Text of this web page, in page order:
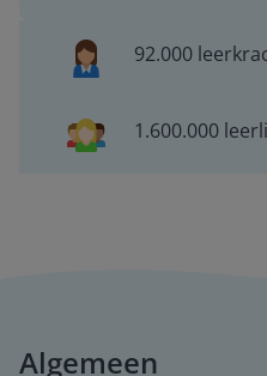
92.000
1.600.000
Algemeen